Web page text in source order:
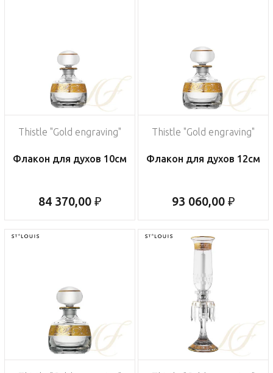
Thistle "Gold engraving"
Флакон для духов 10см
84 370,00 ₽
Thistle "Gold engraving"
Флакон для духов 12см
93 060,00 ₽